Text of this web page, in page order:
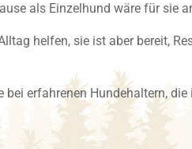
als Einzelhund wäre für sie
helfen, sie ist aber bereit,
erfahrenen Hundehaltern, die